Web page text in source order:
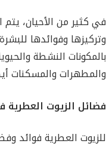
في كثير من الأحيان،
وتركيزها وفوائدها
بالمكونات النشطة
والمطهرات والمسكنات
فضائل الزيوت
للزيوت العطرية فوائد